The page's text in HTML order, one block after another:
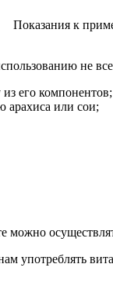
Показания к
не
его компонентов;
арахиса или сои;
можно
употреблять